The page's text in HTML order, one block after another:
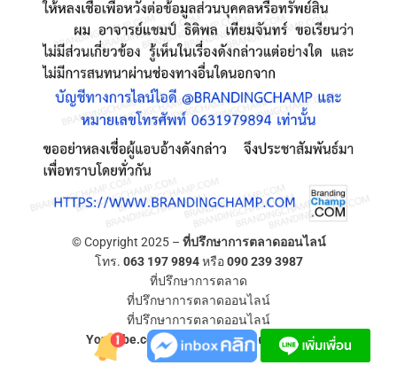
© Copyright 2025 – ที่ปรึกษาการตลาดออนไลน์
โทร. 063 197 9894หรือ090 239 3987
ที่ปรึกษาการตลาด
ที่ปรึกษาการตลาดออนไลน์
ที่ปรึกษาการตลาดออนไลน์
YouTube.com/ที่ปรึกษาการตลาดออนไลน์